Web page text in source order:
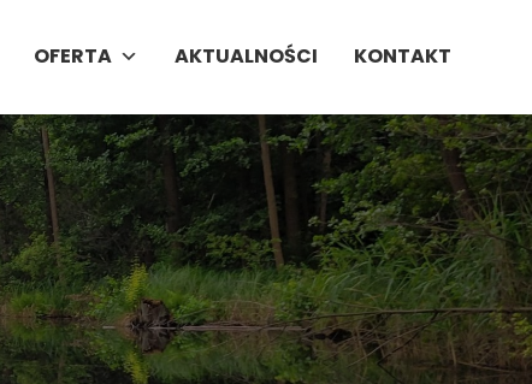
OFERTA AKTUALNOŚCI KONTAKT